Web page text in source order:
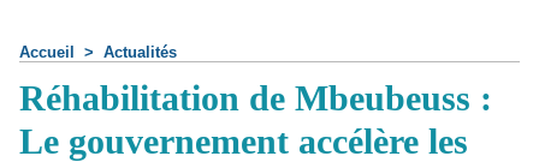
Accueil > Actualités
Réhabilitation de Mbeubeuss :
Le gouvernement accélère les